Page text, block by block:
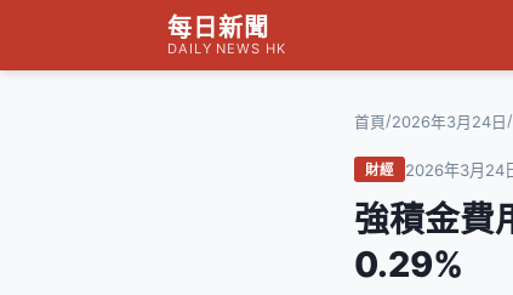
每日新聞
DAILY NEWS HK
首頁/2026年3月24日 /
財經 2026年3月24
強積金
0.29%